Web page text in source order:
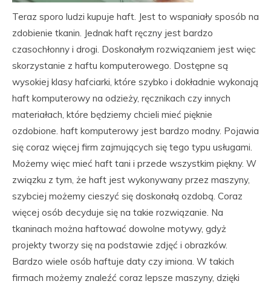
Teraz sporo ludzi kupuje haft. Jest to wspaniały sposób na
zdobienie tkanin. Jednak haft ręczny jest bardzo
czasochłonny i drogi. Doskonałym rozwiązaniem jest więc
skorzystanie z haftu komputerowego. Dostępne są
wysokiej klasy hafciarki, które szybko i dokładnie wykonają
haft komputerowy na odzieży, ręcznikach czy innych
materiałach, które będziemy chcieli mieć pięknie
ozdobione. haft komputerowy jest bardzo modny. Pojawia
się coraz więcej firm zajmujących się tego typu usługami.
Możemy więc mieć haft tani i przede wszystkim piękny. W
związku z tym, że haft jest wykonywany przez maszyny,
szybciej możemy cieszyć się doskonałą ozdobą. Coraz
więcej osób decyduje się na takie rozwiązanie. Na
tkaninach można haftować dowolne motywy, gdyż
projekty tworzy się na podstawie zdjęć i obrazków.
Bardzo wiele osób haftuje daty czy imiona. W takich
firmach możemy znaleźć coraz lepsze maszyny, dzięki